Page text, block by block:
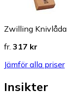
Zwilling Knivlåda
fr. 317 kr
Jämför alla priser
Insikter